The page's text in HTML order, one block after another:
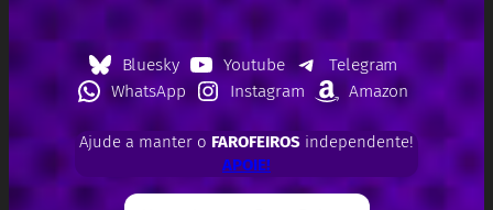
Bluesky Youtube
Telegram
WhatsApp
Instagram Amazon
Ajude a manter o FAROFEIROSindependente!
APOIE!